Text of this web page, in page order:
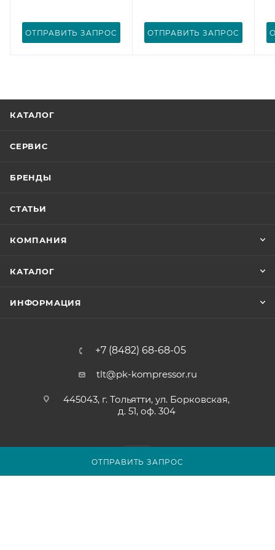
ОТПРАВИТЬ ЗАПРОС
ОТПРАВИТЬ ЗАПРОС ОТПРАВИТЬ ЗАПРОС
КАТАЛОГ
СЕРВИС
БРЕНДЫ
СТАТЬИ
КОМПАНИЯ
КАТАЛОГ
ИНФОРМАЦИЯ
+7 (8482) 68-68-05
tlt@pk-kompressor.ru
445043, г. Тольятти, ул. Борковская,
д. 51, оф. 304